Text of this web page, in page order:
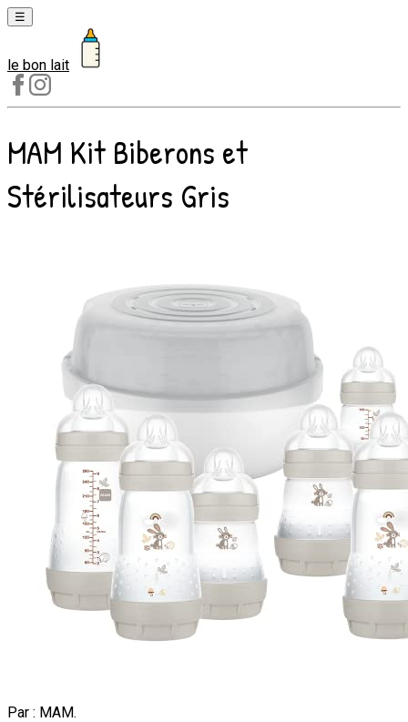
☰
Laits
1er
âge
Laits
2e
âge
le bon lait
MAM Kit Biberons et
Stérilisateurs Gris
Par : MAM.